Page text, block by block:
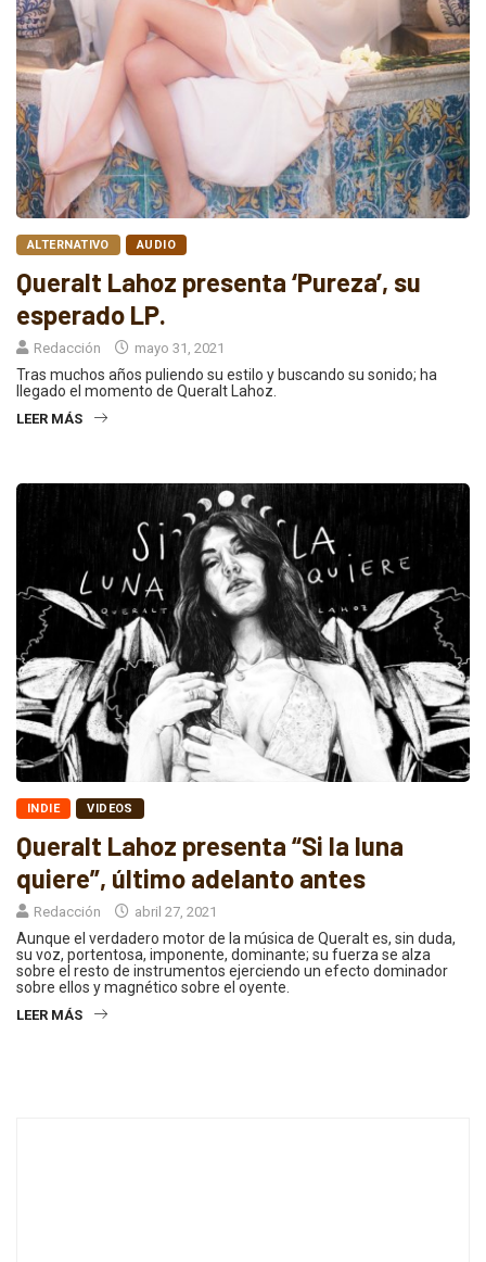
ALTERNATIVO AUDIO
Queralt Lahoz presenta ‘Pureza’, su
esperado LP.
Redacción mayo 31, 2021
Tras muchos años puliendo su estilo y buscando su sonido; ha
llegado el momento de Queralt Lahoz.
LEER MÁS
INDIE VIDEOS
Queralt Lahoz presenta “Si la luna
quiere”, último adelanto antes
Redacción abril 27, 2021
Aunque el verdadero motor de la música de Queralt es, sin duda,
su voz, portentosa, imponente, dominante; su fuerza se alza
sobre el resto de instrumentos ejerciendo un efecto dominador
sobre ellos y magnético sobre el oyente.
LEER MÁS